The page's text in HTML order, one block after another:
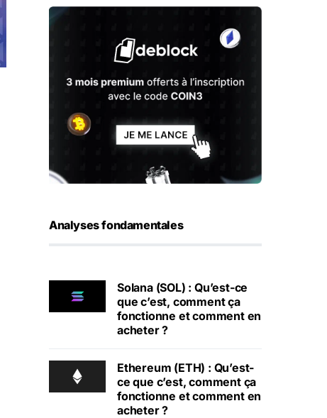
Analyses fondamentales
Solana (SOL) : Qu’est-ce
que c’est, comment ça
fonctionne et comment en
acheter ?
Ethereum (ETH) : Qu’est-
ce que c’est, comment ça
fonctionne et comment en
acheter ?